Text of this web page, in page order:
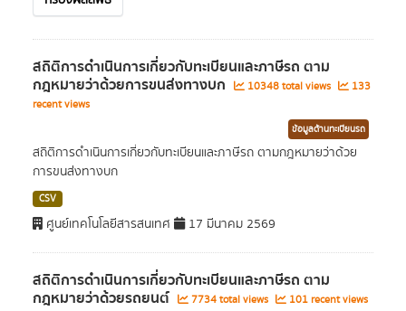
สถิติการดำเนินการเกี่ยวกับทะเบียนและภาษีรถ ตาม
กฎหมายว่าด้วยการขนส่งทางบก 10348 total views
133
recent views
ข้อมูลด้านทะเบียนรถ
สถิติการดำเนินการเกี่ยวกับทะเบียนและภาษีรถ ตามกฎหมายว่าด้วย
การขนส่งทางบก
CSV
ศูนย์เทคโนโลยีสารสนเทศ 17 มีนาคม 2569
สถิติการดำเนินการเกี่ยวกับทะเบียนและภาษีรถ ตาม
กฎหมายว่าด้วยรถยนต์ 7734 total views 101 recent views